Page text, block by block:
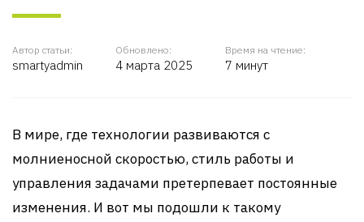
Автор статьи:
smartyadmin
Обновлено:
4 марта 2025
Время на чтение:
7 минут
В мире, где технологии развиваются с
молниеносной скоростью, стиль работы и
управления задачами претерпевает постоянные
изменения. И вот мы подошли к такому